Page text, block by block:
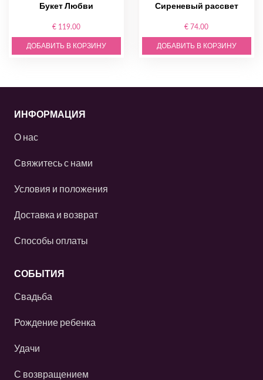
Букет Любви
€ 119.00
ДОБАВИТЬ В КОРЗИНУ
Сиреневый рассвет
€ 74.00
ДОБАВИТЬ В КОРЗИНУ
ИНФОРМАЦИЯ
О нас
Свяжитесь с нами
Условия и положения
Доставка и возврат
Способы оплаты
СОБЫТИЯ
Свадьба
Рождение ребенка
Удачи
С возвращением